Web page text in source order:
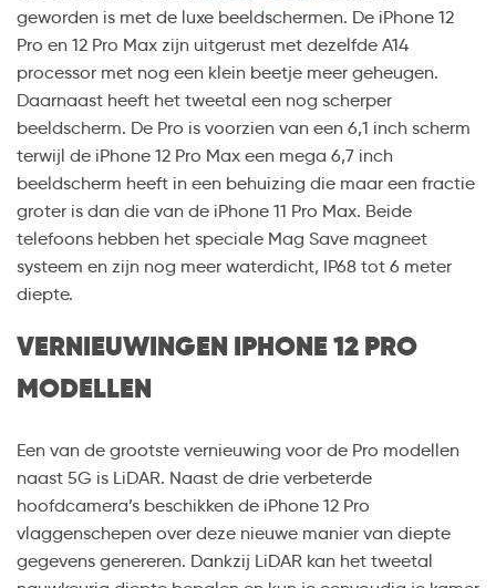
geworden is met de luxe beeldschermen. De iPhone 12
Pro en 12 Pro Max zijn uitgerust met dezelfde A14
processor met nog een klein beetje meer geheugen.
Daarnaast heeft het tweetal een nog scherper
beeldscherm. De Pro is voorzien van een 6,1 inch scherm
terwijl de iPhone 12 Pro Max een mega 6,7 inch
beeldscherm heeft in een behuizing die maar een fractie
groter is dan die van de iPhone 11 Pro Max. Beide
telefoons hebben het speciale Mag Save magneet
systeem en zijn nog meer waterdicht, IP68 tot 6 meter
diepte.
VERNIEUWINGEN IPHONE 12 PRO
MODELLEN
Een van de grootste vernieuwing voor de Pro modellen
naast 5G is LiDAR. Naast de drie verbeterde
hoofdcamera’s beschikken de iPhone 12 Pro
vlaggenschepen over deze nieuwe manier van diepte
gegevens genereren. Dankzij LiDAR kan het tweetal